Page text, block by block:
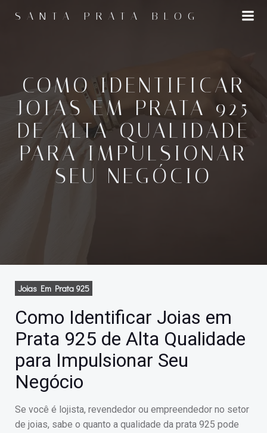
para
SANTA PRATA BLOG
COMO IDENTIFICAR
JOIAS EM PRATA 925
DE ALTA QUALIDADE
PARA IMPULSIONAR
SEU NEGÓCIO
Joias Em Prata 925
Como Identificar Joias em
Prata 925 de Alta Qualidade
para Impulsionar Seu
Negócio
Se você é lojista, revendedor ou empreendedor no setor
de joias, sabe o quanto a qualidade da prata 925 pode